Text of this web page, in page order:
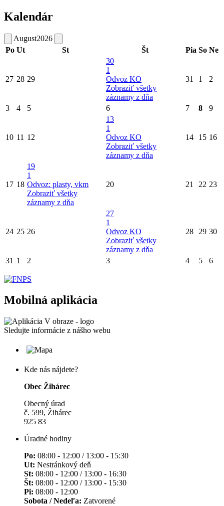
Kalendár
August2026
Po Ut St Št Pia So Ne
27 28 29
30
1
Odvoz KO
Zobraziť všetky
záznamy z dňa
31 1 2
3 4 5 6 7 8 9
10 11 12
13
1
Odvoz KO
Zobraziť všetky
záznamy z dňa
14 15 16
17 18
19
1
Odvoz: plasty, vkm
Zobraziť všetky
záznamy z dňa
20 21 22 23
24 25 26
27
1
Odvoz KO
Zobraziť všetky
záznamy z dňa
28 29 30
31 1 2 3 4 5 6
Mobilná aplikácia
Sledujte informácie z nášho webu
Kde nás nájdete?
Obec Žihárec
Obecný úrad
č. 599, Žihárec
925 83
Úradné hodiny
Po: 08:00 - 12:00 / 13:00 - 15:30
Ut: Nestránkový deň
St: 08:00 - 12:00 / 13:00 - 16:30
Št: 08:00 - 12:00 / 13:00 - 15:30
Pi: 08:00 - 12:00
Sobota / Nedeľa: Zatvorené